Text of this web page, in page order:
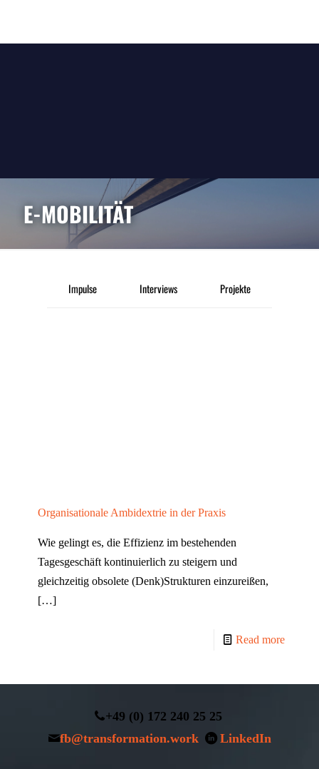
E-MOBILITÄT
Impulse Interviews Projekte
Organisationale Ambidextrie in der Praxis
Wie gelingt es, die Effizienz im bestehenden
Tagesgeschäft kontinuierlich zu steigern und
gleichzeitig obsolete (Denk)Strukturen einzureißen,
[…]
Read more
+49 (0) 172 240 25 25
fb@transformation.work
LinkedIn